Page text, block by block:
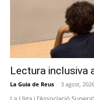
Lectura inclusiva
La Guia de Reus - 3 agost, 2026